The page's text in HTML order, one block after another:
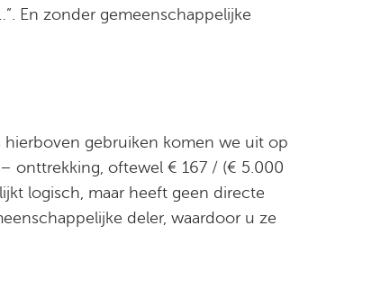
En zonder gemeenschappelijke
hierboven gebruiken komen we uit op
onttrekking, oftewel € 167 / (€ 5.000
logisch, maar heeft geen directe
deler, waardoor u ze